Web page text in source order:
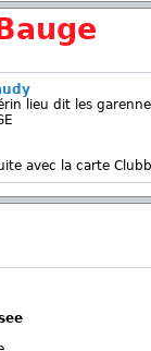
lieu dit les
avec la carte